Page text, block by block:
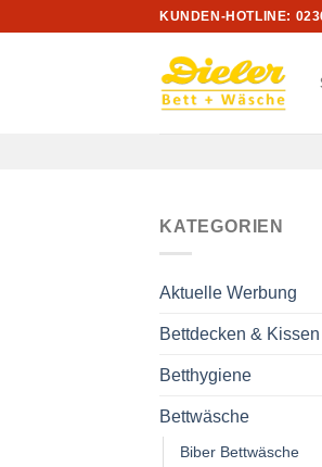
KUNDEN-HOTLINE:
KATEGORIEN
Aktuelle Werbung
Bettdecken & Kissen
Betthygiene
Bettwäsche
Biber Bettwäsche